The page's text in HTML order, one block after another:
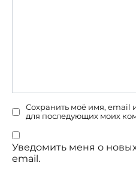
Сохранить моё имя, email
для последующих моих
Уведомить меня о
email.